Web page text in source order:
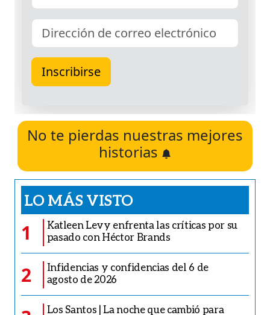
No te pierdas nuestras mejores
historias
LO MÁS VISTO
1
Katleen Levy enfrenta las críticas por su
pasado con Héctor Brands
2
Infidencias y confidencias del 6 de
agosto de 2026
Los Santos | La noche que cambió para